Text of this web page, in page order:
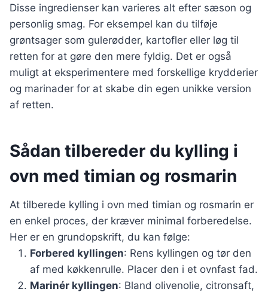
Disse ingredienser kan varieres alt efter sæson og
personlig smag. For eksempel kan du tilføje
grøntsager som gulerødder, kartofler eller løg til
retten for at gøre den mere fyldig. Det er også
muligt at eksperimentere med forskellige krydderier
og marinader for at skabe din egen unikke version
af retten.
Sådan tilbereder du kylling i
ovn med timian og rosmarin
At tilberede kylling i ovn med timian og rosmarin er
en enkel proces, der kræver minimal forberedelse.
Her er en grundopskrift, du kan følge:
Forbered kyllingen: Rens kyllingen og tør den
af med køkkenrulle. Placer den i et ovnfast fad.
Marinér kyllingen: Bland olivenolie, citronsaft,